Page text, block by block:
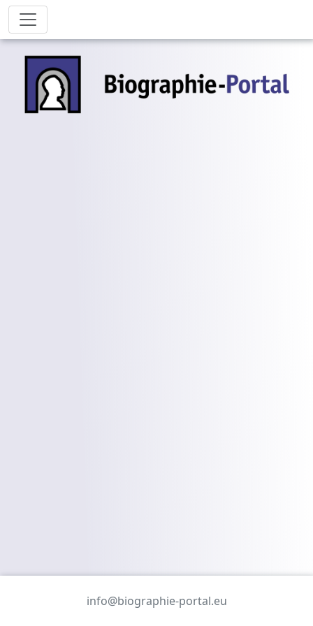
info@biographie-portal.eu